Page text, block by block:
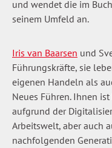
und wendet die im
seinem Umfeld an.
Iris van Baarsen und
Führungskräfte, sie
eigenen Handeln als
Neues Führen. Ihnen
aufgrund der
Arbeitswelt, aber auch
nachfolgenden